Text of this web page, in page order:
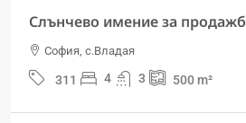
Слънчево имение за
София, с.Владая
311 4 3 500 m²